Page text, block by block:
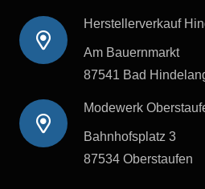
Herstellerverkauf
Am Bauernmarkt
87541 Bad
Modewerk
Bahnhofsplatz 3
87534 Oberstaufen